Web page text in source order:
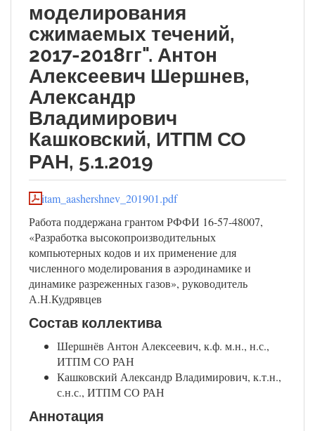
моделирования
сжимаемых течений,
2017-2018гг". Антон
Алексеевич Шершнев,
Александр
Владимирович
Кашковский, ИТПМ СО
РАН, 5.1.2019
itam_aashershnev_201901.pdf
Работа поддержана грантом РФФИ 16-57-48007,
«Разработка высокопроизводительных
компьютерных кодов и их применение для
численного моделирования в аэродинамике и
динамике разреженных газов», руководитель
А.Н.Кудрявцев
Состав коллектива
Шершнёв Антон Алексеевич, к.ф. м.н., н.с.,
ИТПМ СО РАН
Кашковский Александр Владимирович, к.т.н.,
с.н.с., ИТПМ СО РАН
Аннотация